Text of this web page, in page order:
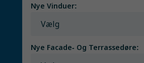
Nye Vinduer:
Nye Facade- Og Terrassedøre: